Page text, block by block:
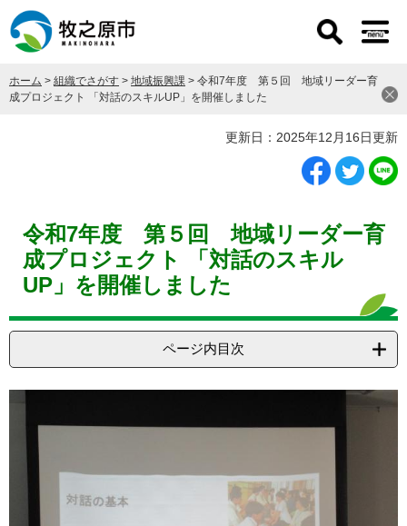
ー
先
頭
ニ
を
飛
ホーム > 組織でさがす > 地域振興課 > 令和7年度 第５回 地域リーダー育
成プロジェクト 「対話のスキルUP」を開催しました
更新日：2025年12月16日更新
令和7年度 第５回 地域リーダー育
成プロジェクト 「対話のスキル
UP」を開催しました
ページ内目次